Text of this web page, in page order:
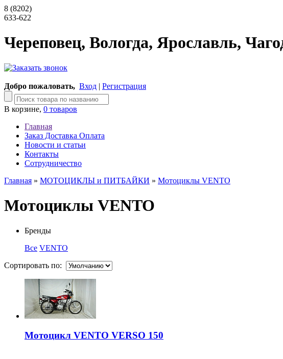
8 (8202)
633-622
Череповец, Вологда, Ярославль,
Добро пожаловать, Вход | Регистрация
В корзине, 0 товаров
Главная
Заказ Доставка Оплата
Новости и статьи
Контакты
Сотрудничество
Главная » МОТОЦИКЛЫ и ПИТБАЙКИ » Мотоциклы VENTO
Мотоциклы VENTO
Бренды
Все VENTO
Сортировать по:
Мотоцикл VENTO VERSO 150